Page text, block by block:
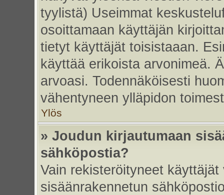
tyylistä) Useimmat
osoittamaan käyttäjän
tietyt käyttäjät toisistaaan.
käyttää erikoista arvonimeä.
arvoasi. Todennäköisesti
vähentyneen ylläpidon
Ylös
» Joudun kirjautumaan
sähköpostia?
Vain rekisteröityneet
sisäänrakennetun